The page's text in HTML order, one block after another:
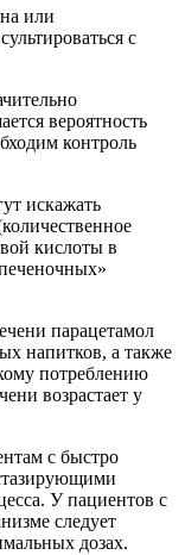
или
с
вероятность
контроль
искажать
кислоты в
парацетамол
напитков, а также
потреблению
возрастает у
с быстро
У пациентов с
следует
дозах.